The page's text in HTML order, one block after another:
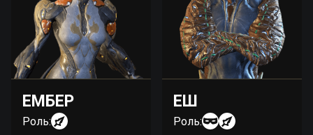
ЕМБЕР
Роль:
ЕШ
Роль: